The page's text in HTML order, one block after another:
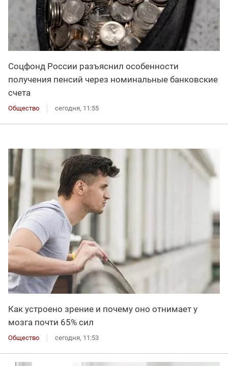
Соцфонд России разъяснил особенности
получения пенсий через номинальные банковские
счета
Общество сегодня, 11:55
Как устроено зрение и почему оно отнимает у
мозга почти 65% сил
Общество сегодня, 11:53